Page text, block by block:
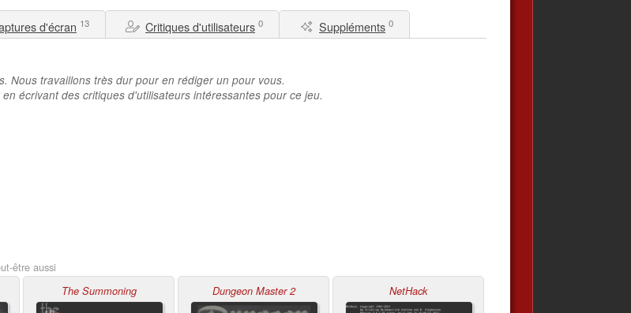
d'écran 13 Critiques d'utilisateurs 0 Suppléments 0
Nous travaillons très dur pour en rédiger un pour vous.
écrivant des critiques d'utilisateurs intéressantes pour ce jeu.
être aussi
The Summoning Dungeon Master 2 NetHack